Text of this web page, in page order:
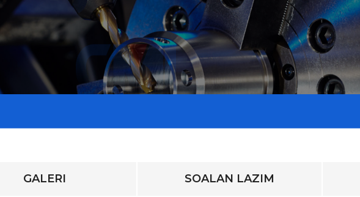
GALERI SOALAN LAZIM